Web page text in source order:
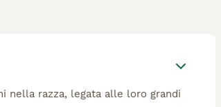
nella razza, legata alle loro grandi